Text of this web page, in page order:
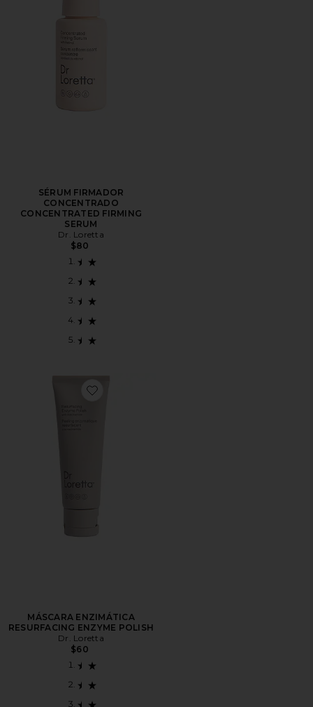
SÉRUM FIRMADOR
CONCENTRADO
CONCENTRATED FIRMING
SERUM
Dr. Loretta
$80
Favorite MÁSCARA ENZIMÁTICA RESURFACING
MÁSCARA ENZIMÁTICA
RESURFACING ENZYME POLISH
Dr. Loretta
$60